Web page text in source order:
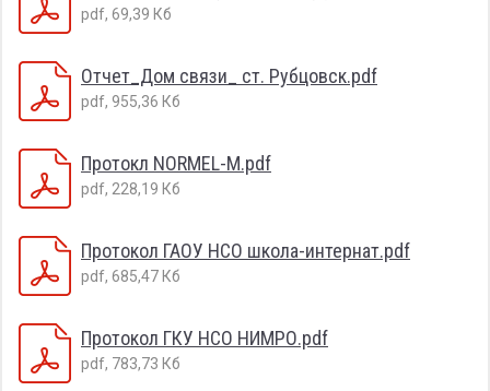
pdf, 69,39 Кб
Отчет_Дом связи_ ст. Рубцовск.pdf
pdf, 955,36 Кб
Протокл NORMEL-M.pdf
pdf, 228,19 Кб
Протокол ГАОУ НСО школа-интернат.pdf
pdf, 685,47 Кб
Протокол ГКУ НСО НИМРО.pdf
pdf, 783,73 Кб